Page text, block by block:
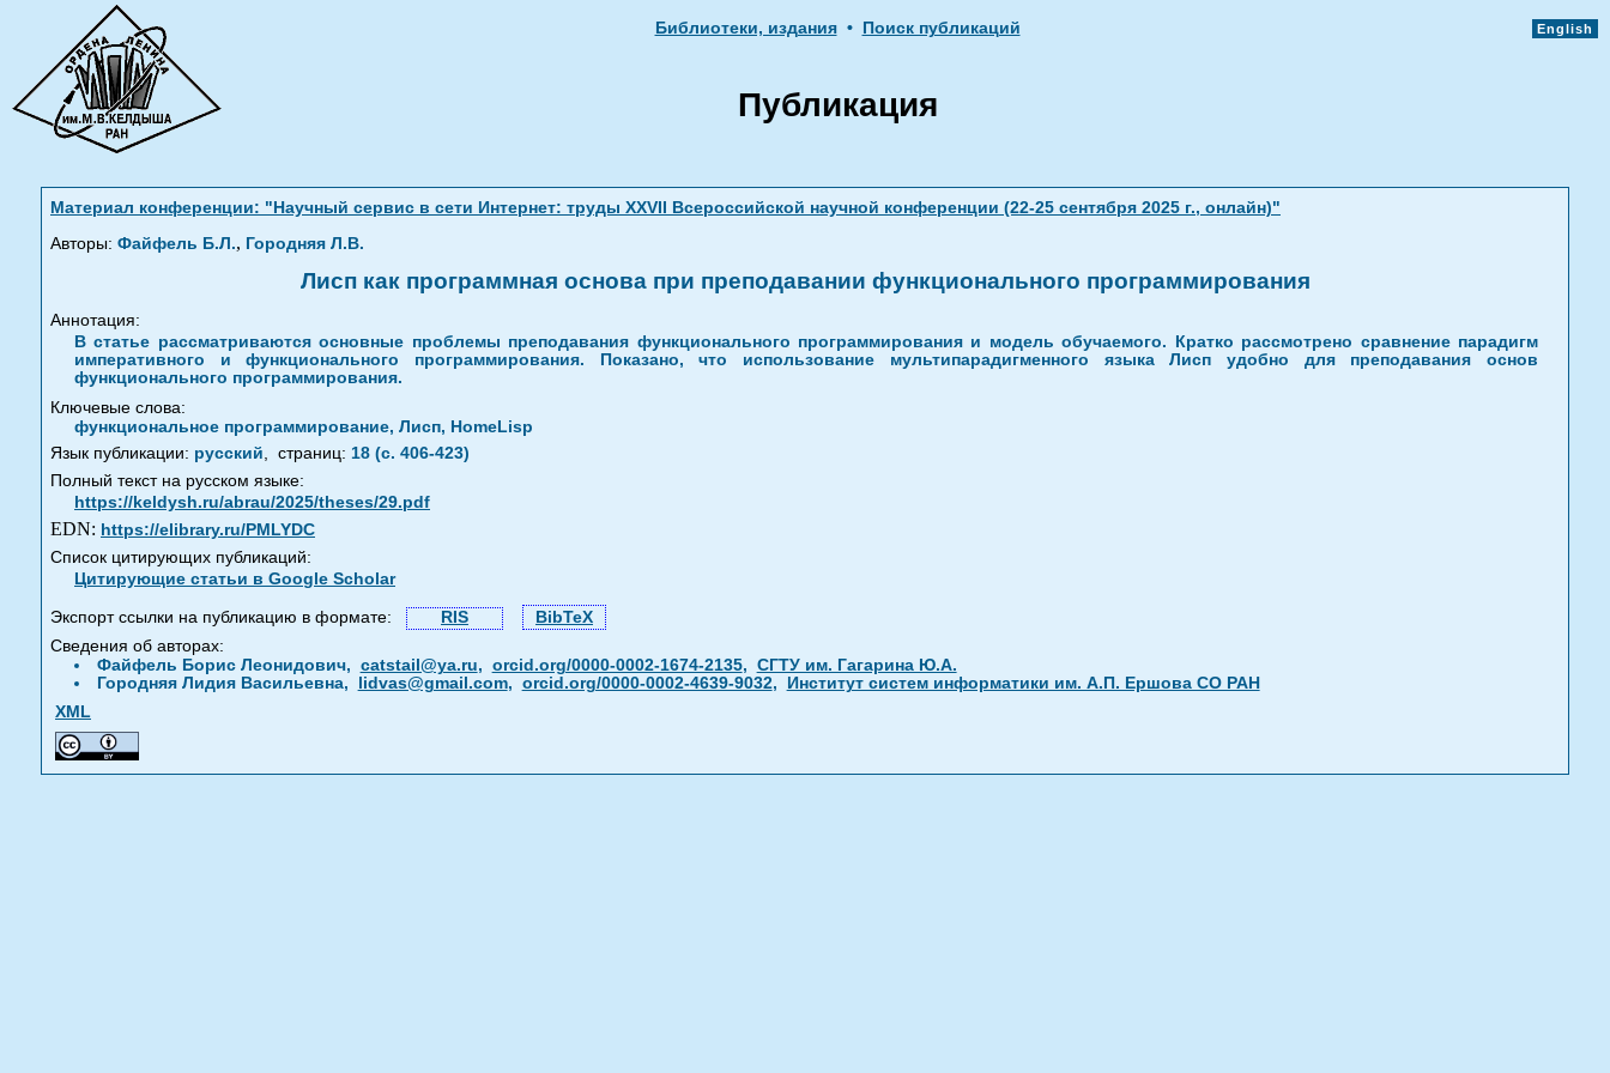
Библиотеки, издания • Поиск публикаций English
Публикация
Материал конференции: "Научный сервис в сети Интернет: труды XXVII Всероссийской научной конференции (22-25 сентября 2025 г., онлайн)"
Авторы: Файфель Б.Л., Городняя Л.В.
Лисп как программная основа при преподавании функционального программирования
Аннотация:
В статье рассматриваются основные проблемы преподавания функционального программирования и модель обучаемого. Кратко рассмотрено сравнение парадигм
императивного и функционального программирования. Показано, что использование мультипарадигменного языка Лисп удобно для преподавания основ
функционального программирования.
Ключевые слова:
функциональное программирование, Лисп, HomeLisp
Язык публикации: русский, страниц: 18 (с. 406-423)
Полный текст на русском языке:
https://keldysh.ru/abrau/2025/theses/29.pdf
EDN: https://elibrary.ru/PMLYDC
Список цитирующих публикаций:
Цитирующие статьи в Google Scholar
Экспорт ссылки на публикацию в формате: RIS
BibTeX
Сведения об авторах:
Файфель Борис Леонидович, catstail@ya.ru, orcid.org/0000-0002-1674-2135, СГТУ им. Гагарина Ю.А.
Городняя Лидия Васильевна,
lidvas@gmail.com, orcid.org/0000-0002-4639-9032,
Институт систем информатики им. А.П. Ершова СО РАН
XML